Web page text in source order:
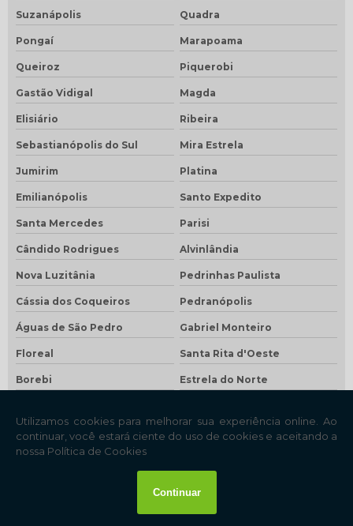
Suzanápolis Quadra
Pongaí Marapoama
Queiroz Piquerobi
Gastão Vidigal Magda
Elisiário Ribeira
Sebastianópolis do Sul Mira Estrela
Jumirim Platina
Emilianópolis Santo Expedito
Santa Mercedes Parisi
Cândido Rodrigues Alvinlândia
Nova Luzitânia Pedrinhas Paulista
Cássia dos Coqueiros Pedranópolis
Águas de São Pedro Gabriel Monteiro
Floreal Santa Rita d'Oeste
Borebi Estrela do Norte
Lutécia Nantes
Taquaral